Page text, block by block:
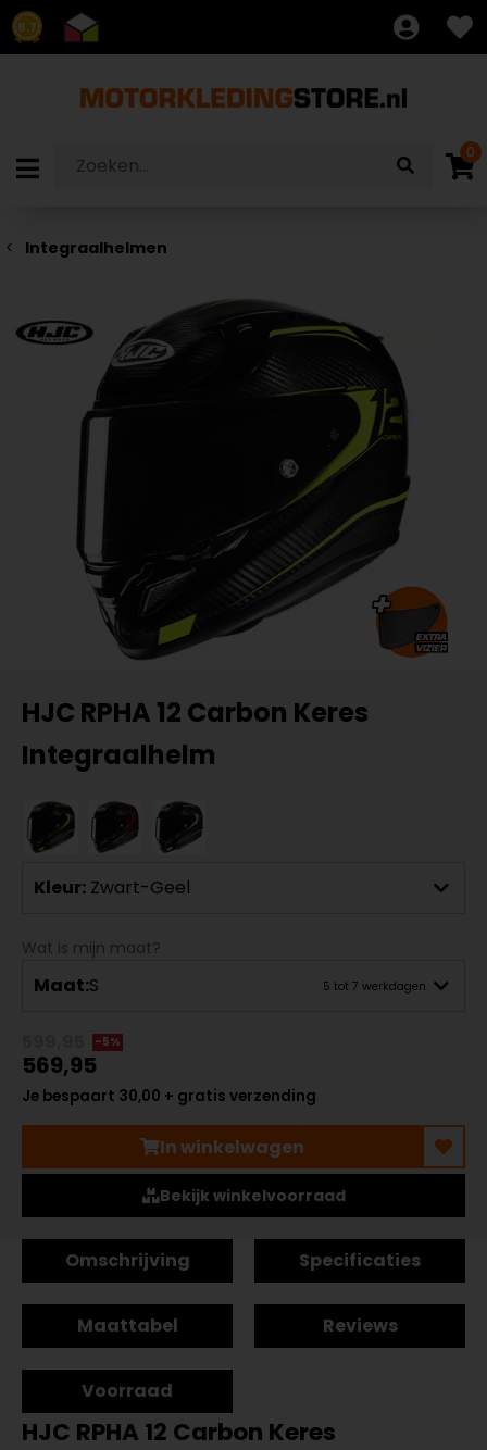
8.7
0
Integraalhelmen
HJC RPHA 12 Carbon Keres
Integraalhelm
Kleur: Zwart-Geel
Wat is mijn maat?
Maat:S 5 tot 7 werkdagen
-5%
569,95
Je bespaart 30,00 + gratis verzending
In winkelwagen
Bekijk winkelvoorraad
Omschrijving Specificaties
Maattabel Reviews
Voorraad
HJC RPHA 12 Carbon Keres